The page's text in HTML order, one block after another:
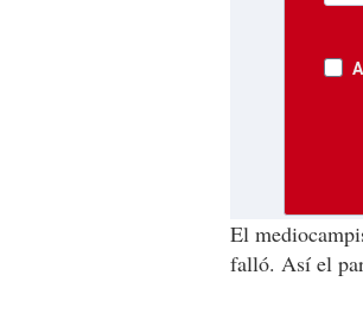
El
falló. Así el